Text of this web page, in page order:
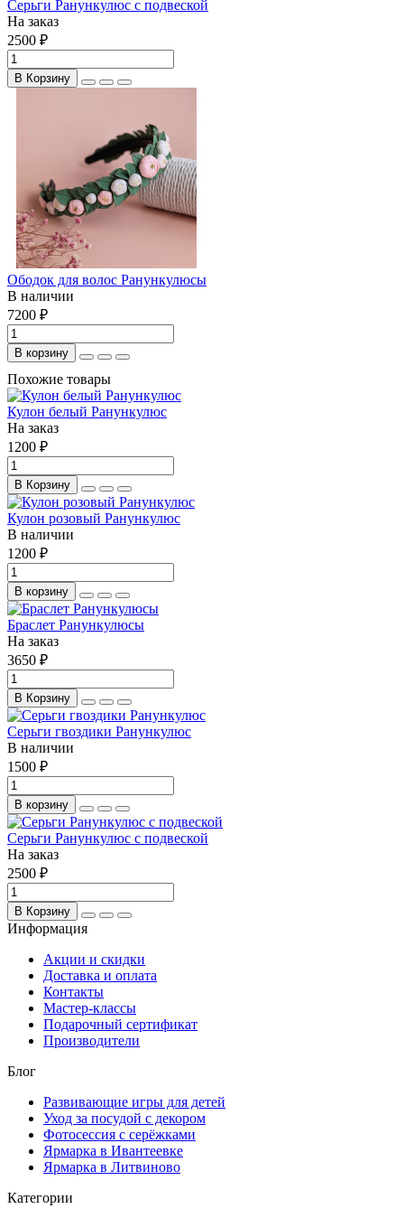
Серьги Ранункулюс с подвеской
На заказ
2500 ₽
В Корзину
Ободок для волос Ранункулюсы
В наличии
7200 ₽
В корзину
Похожие товары
Кулон белый Ранункулюс
На заказ
1200 ₽
В Корзину
Кулон розовый Ранункулюс
В наличии
1200 ₽
В корзину
Браслет Ранункулюсы
На заказ
3650 ₽
В Корзину
Серьги гвоздики Ранункулюс
В наличии
1500 ₽
В корзину
Серьги Ранункулюс с подвеской
На заказ
2500 ₽
В Корзину
Информация
Акции и скидки
Доставка и оплата
Контакты
Мастер-классы
Подарочный сертификат
Производители
Блог
Развивающие игры для детей
Уход за посудой с декором
Фотосессия с серёжками
Ярмарка в Ивантеевке
Ярмарка в Литвиново
Категории